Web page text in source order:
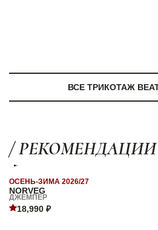
ВСЕ ТРИКОТАЖ
/
NORVEG
ОСЕНЬ-ЗИМА 2026/27
ДЖЕМПЕР
18,990 ₽